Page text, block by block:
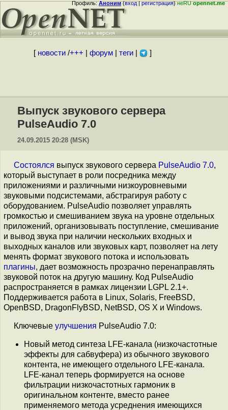
Профиль:Аноним(вход|регистрация)неRUopennet.me
[ новости/+++ форум| теги| ]
Выпуск звукового сервера
PulseAudio 7.0
24.09.2015 20:28 (MSK)
Состоялся выпуск звукового сервера PulseAudio 7.0,
который выступает в роли посредника между
приложениями и различными низкоуровневыми
звуковыми подсистемами, абстрагируя работу с
оборудованием. PulseAudio позволяет управлять
громкостью и смешиванием звука на уровне отдельных
приложений, организовывать поступление, смешивание
и вывод звука при наличии нескольких входных и
выходных каналов или звуковых карт, позволяет на лету
менять формат звукового потока и использовать
плагины, дает возможность прозрачно перенаправлять
звуковой поток на другую машину. Код PulseAudio
распространяется в рамках лицензии LGPL 2.1+.
Поддерживается работа в Linux, Solaris, FreeBSD,
OpenBSD, DragonFlyBSD, NetBSD, OS X и Windows.
Ключевые улучшения PulseAudio 7.0:
Новый метод синтеза LFE-канала (низкочастотные
эффекты для сабвуфера) из обычного звукового
контента, не имеющего отдельного LFE-канала.
LFE-канал теперь формируется на основе
фильтрации низкочастотных гармоник в
оригинальном контенте, вместо ранее
применяемого метода усреднения имеющихся